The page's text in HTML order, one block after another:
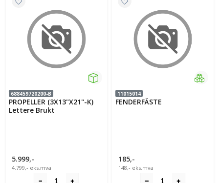
688459720200-B
PROPELLER (3X13"X21"-K)
Lettere Brukt
5.999,-
4.799,- eks.mva
11015014
FENDERFÄSTE
185,-
148,- eks.mva